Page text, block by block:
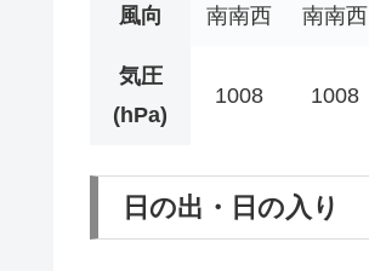
風向 南南西 南南西
気圧
(hPa)
1008 1008
日の出・日の入り